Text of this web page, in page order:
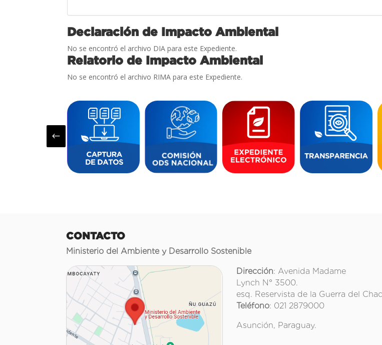
Declaración de Impacto Ambiental
No se encontró el archivo DIA para este Expediente.
Relatorio de Impacto Ambiental
No se encontró el archivo RIMA para este Expediente.
#
CONTACTO
Ministerio del Ambiente y Desarrollo Sostenible
Dirección: Avenida Madame
Lynch N° 3500.
esq. Reservista de la Guerra del
Teléfono: 021 2879000
Asunción, Paraguay.